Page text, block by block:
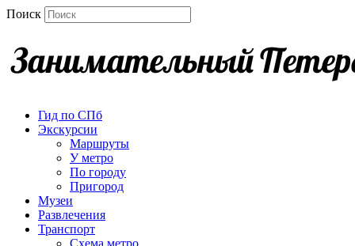
Поиск
Гид по СПб
Экскурсии
Маршруты
У метро
По городу
Пригород
Музеи
Развлечения
Транспорт
Схема метро